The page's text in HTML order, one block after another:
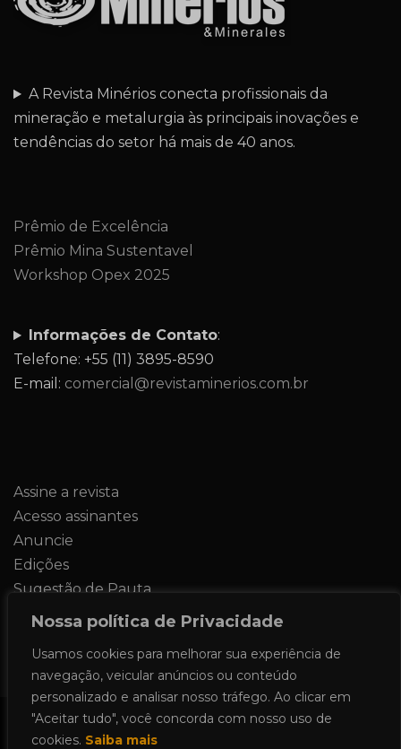
Nossa política de Privacidade
Usamos cookies para melhorar sua experiência de
navegação, veicular anúncios ou conteúdo
personalizado e analisar nosso tráfego. Ao clicar em
"Aceitar tudo", você concorda com nosso uso de
cookies. Saiba mais
A Revista Minérios conecta profissionais da
mineração e metalurgia às principais inovações e
tendências do setor há mais de 40 anos.
Prêmio de Excelência
Prêmio Mina Sustentavel
Workshop Opex 2025
Informações de Contato:
Telefone: +55 (11) 3895-8590
E-mail: comercial@revistaminerios.com.br
Assine a revista
Acesso assinantes
Anuncie
Edições
Sugestão de Pauta
Contato
Todos os direitos reservados 2024.